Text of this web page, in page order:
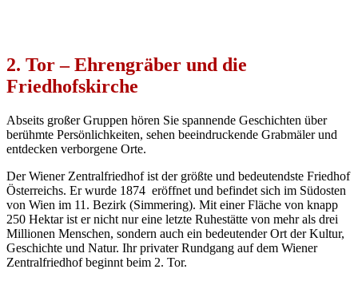
2. Tor – Ehrengräber und die
Friedhofskirche
Abseits großer Gruppen hören Sie spannende Geschichten über
berühmte Persönlichkeiten, sehen beeindruckende Grabmäler und
entdecken verborgene Orte.
Der Wiener Zentralfriedhof ist der größte und bedeutendste Friedhof
Österreichs. Er wurde 1874 eröffnet und befindet sich im Südosten
von Wien im 11. Bezirk (Simmering). Mit einer Fläche von knapp
250 Hektar ist er nicht nur eine letzte Ruhestätte von mehr als drei
Millionen Menschen, sondern auch ein bedeutender Ort der Kultur,
Geschichte und Natur. Ihr privater Rundgang auf dem Wiener
Zentralfriedhof beginnt beim 2. Tor.